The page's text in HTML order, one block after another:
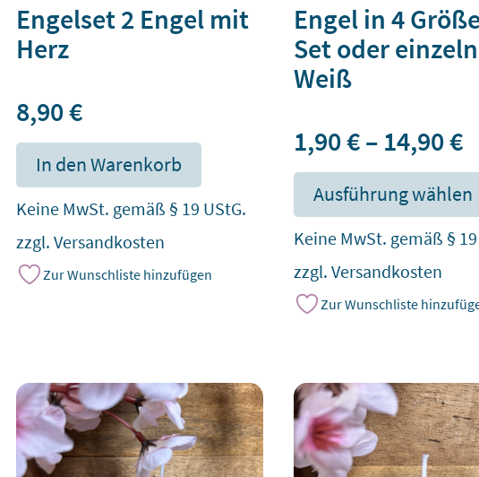
Engelset 2 Engel mit
Herz
8,90€
In den Warenkorb
Keine MwSt. gemäß § 19 UStG.
zzgl. Versandkosten
Zur Wunschliste hinzufügen
Engel in 4
Set oder
Weiß
1,90€– 14,90€
Ausführung wählen
Keine MwSt. gemäß §
zzgl. Versandkosten
Zur Wunschliste